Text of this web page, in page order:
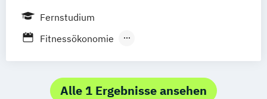
Fernstudium
Fitnessökonomie
Sportökonomie
Alle 1 Ergebnisse ansehen